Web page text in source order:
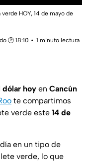
HOY, 14 de mayo de
🕑 18:10
1 minuto lectura
hoy en Cancún
te compartimos
verde este 14 de
en un tipo de
verde, lo que